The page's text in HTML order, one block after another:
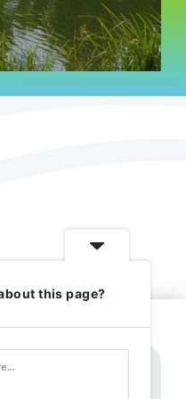
this page?